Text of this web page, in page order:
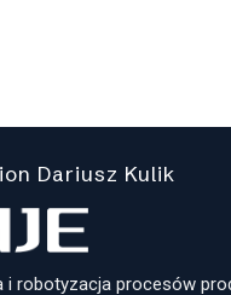
Dariusz Kulik
i robotyzacja procesów